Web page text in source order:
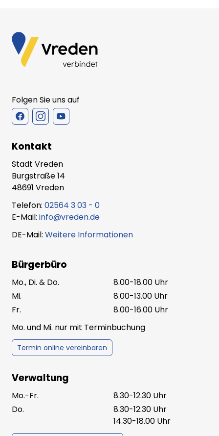
Folgen Sie uns auf
Kontakt
Stadt Vreden
Burgstraße 14
48691 Vreden
Telefon: 02564 3 03 - 0
E-Mail: info@vreden.de
DE-Mail: Weitere Informationen
Bürgerbüro
Mo., Di. & Do.
8.00-18.00 Uhr
Mi.
8.00-13.00 Uhr
Fr.
8.00-16.00 Uhr
Mo. und Mi. nur mit Terminbuchung
Termin online vereinbaren
Verwaltung
Mo.-Fr.
8.30-12.30 Uhr
Do.
8.30-12.30 Uhr
14.30-18.00 Uhr